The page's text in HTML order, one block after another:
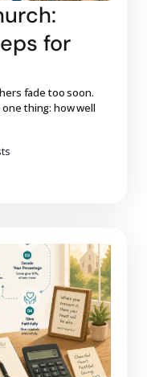
for
fade too soon.
thing: how well